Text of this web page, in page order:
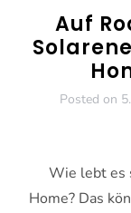
Auf
Posted on
Wie lebt es
Home? Das